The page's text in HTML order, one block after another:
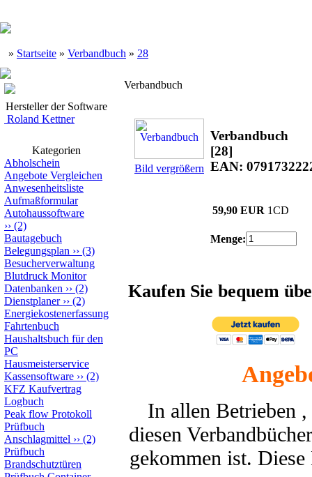
» Startseite » Verbandbuch » 28
Hersteller der Software
Roland Kettner
Kategorien
Abholschein
Angebote Vergleichen
Anwesenheitsliste
Aufmaßformular
Autohaussoftware
›› (2)
Bautagebuch
Belegungsplan ›› (3)
Besucherverwaltung
Blutdruck Monitor
Datenbanken ›› (2)
Dienstplaner›› (2)
Energiekostenerfassung
Fahrtenbuch
Haushaltsbuch für den
PC
Hausmeisterservice
Kassensoftware ›› (2)
KFZ Kaufvertrag
Logbuch
Peak flow Protokoll
Prüfbuch
Anschlagmittel ›› (2)
Prüfbuch
Brandschutztüren
Verbandbuch
Bild vergrößern
Verbandbuch
[28]
EAN:
59,90 EUR 1CD
Menge:
Kaufen Sie bequem
In allen Betrieben
diesen
gekommen ist.